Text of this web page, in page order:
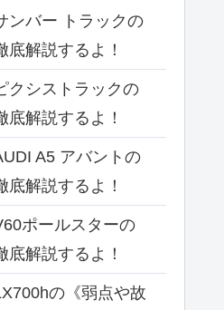
ンバー トラックの
底解説するよ！
クシストラックの
底解説するよ！
A5 アバントの
底解説するよ！
ポールスターの
底解説するよ！
の《弱点や故